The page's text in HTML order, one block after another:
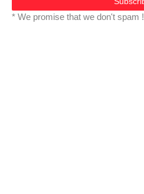
* We promise that we don't spam !